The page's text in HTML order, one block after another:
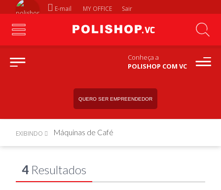
E-mail MY OFFICE Sair
Conheça a
POLISHOP COM VC
QUERO SER EMPREENDEDOR
EXIBINDO Máquinas de Café
4 Resultados